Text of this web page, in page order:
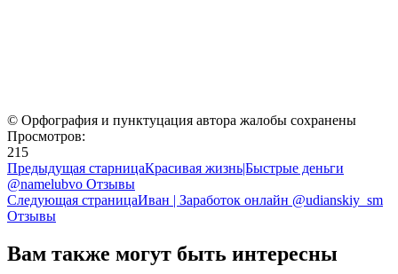
© Орфография и пунктуцация автора жалобы сохранены
Просмотров:
215
Предыдущая старницаКрасивая жизнь|Быстрые деньги
@namelubvo Отзывы
Следующая страницаИван | Заработок онлайн @udianskiy_sm
Отзывы
Вам также могут быть интересны